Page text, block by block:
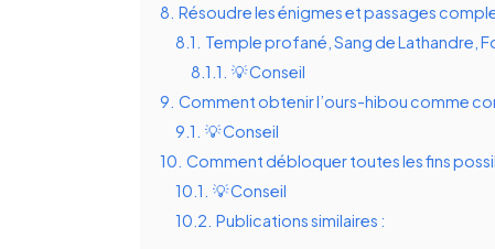
8. Résoudre les énigmes et passages
8.1.
Temple profané, Sang de Lathandre,
8.1.1. 💡 Conseil
9. Comment obtenir l’ours-hibou comme
9.1. 💡 Conseil
10. Comment débloquer toutes les fins
10.1. 💡 Conseil
10.2. Publications similaires :